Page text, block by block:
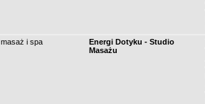
masaż i spa
Energi Dotyku - Studio
Masażu